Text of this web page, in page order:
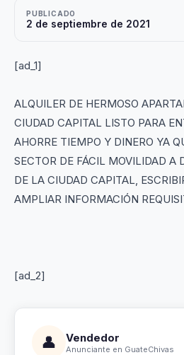
PUBLICADO
2 de septiembre de 2021
[ad_1]
ALQUILER DE HERMOSO
CIUDAD CAPITAL LISTO PARA
AHORRE TIEMPO Y DINERO YA
SECTOR DE FÁCIL MOVILIDAD A
DE LA CIUDAD CAPITAL,
AMPLIAR INFORMACIÓN
[ad_2]
👤 Vendedor
Anunciante en GuateChivas